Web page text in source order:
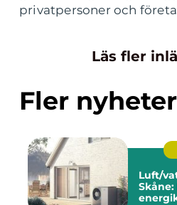
privatpersoner och
Läs fler
Fler nyheter
Luft/